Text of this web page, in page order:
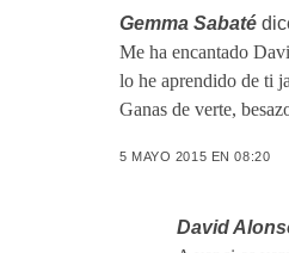
Gemma Sabaté
Me ha encantado
lo he aprendido de ti
Ganas de verte,
5 MAYO 2015 EN 08:20
David